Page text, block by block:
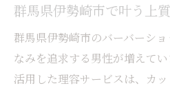
群馬県伊勢崎市で叶う上
群馬県伊勢崎市のバーバーシ
なみを追求する男性が増えて
活用した理容サービスは、カ